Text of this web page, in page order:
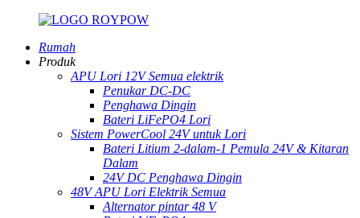
Rumah
Produk
APU Lori 12V Semua elektrik
Penukar DC-DC
Penghawa Dingin
Bateri LiFePO4 Lori
Sistem PowerCool 24V untuk Lori
Bateri Litium 2-dalam-1 Pemula 24V & Kitaran
Dalam
24V DC Penghawa Dingin
48V APU Lori Elektrik Semua
Alternator pintar 48 V